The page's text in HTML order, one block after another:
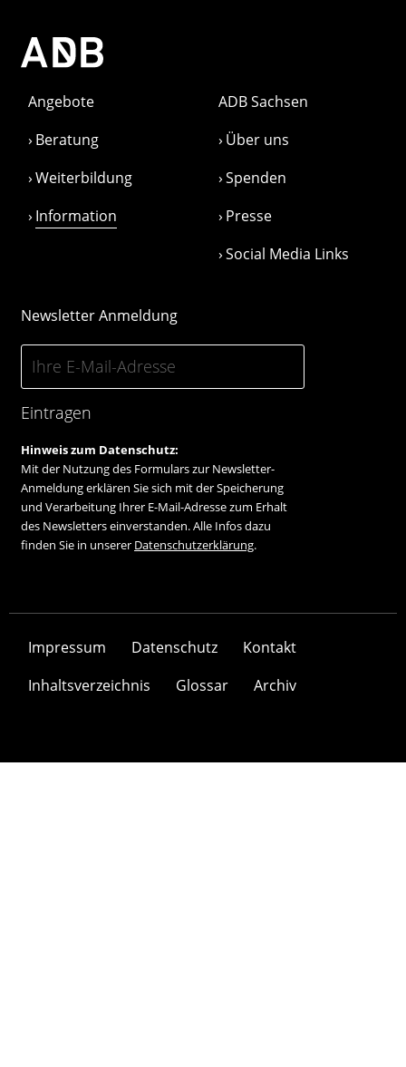
Angebote
Beratung
Weiterbildung
Information
ADB Sachsen
Über uns
Spenden
Presse
Social Media Links
Newsletter Anmeldung
Eintragen
Hinweis zum Datenschutz:
Mit der Nutzung des Formulars zur Newsletter-
Anmeldung erklären Sie sich mit der Speicherung
und Verarbeitung Ihrer E-Mail-Adresse zum Erhalt
des Newsletters einverstanden. Alle Infos dazu
finden Sie in unserer Datenschutzerklärung.
Impressum Datenschutz
Kontakt
Inhaltsverzeichnis
Glossar Archiv